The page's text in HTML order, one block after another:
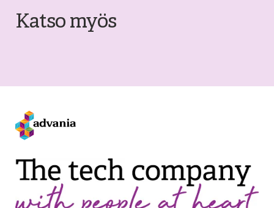
Katso myös